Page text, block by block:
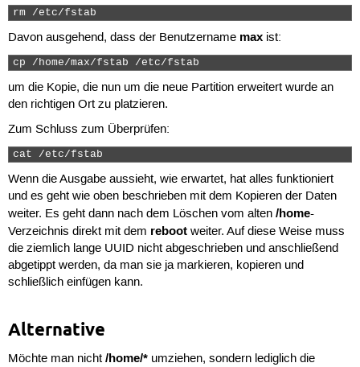
rm /etc/fstab
Davon ausgehend, dass der Benutzername maxist:
cp /home/max/fstab /etc/fstab
um die Kopie, die nun um die neue Partition erweitert wurde an
den richtigen Ort zu platzieren.
Zum Schluss zum Überprüfen:
cat /etc/fstab
Wenn die Ausgabe aussieht, wie erwartet, hat alles funktioniert
und es geht wie oben beschrieben mit dem Kopieren der Daten
weiter. Es geht dann nach dem Löschen vom alten /home-
Verzeichnis direkt mit dem rebootweiter. Auf diese Weise muss
die ziemlich lange UUID nicht abgeschrieben und anschließend
abgetippt werden, da man sie ja markieren, kopieren und
schließlich einfügen kann.
Alternative
Möchte man nicht /home/*umziehen, sondern lediglich die